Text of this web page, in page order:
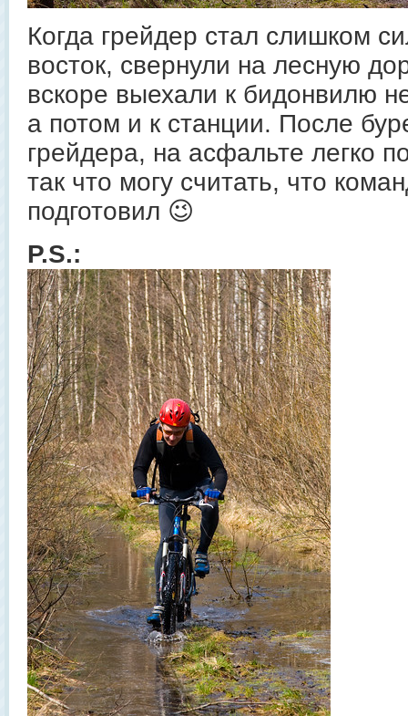
Когда грейдер стал слишком
восток, свернули на лесную
вскоре выехали к бидонвилю
а потом и к станции. После
грейдера, на асфальте легко
так что могу считать, что
подготовил 😉
P.S.: